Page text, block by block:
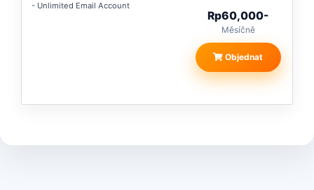
- Unlimited Email Account
Rp60,000-
Měsíčně
Objednat